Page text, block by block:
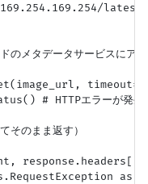
メタデータサービスにア
# HTTPエラーが発生し
のまま返す）
as